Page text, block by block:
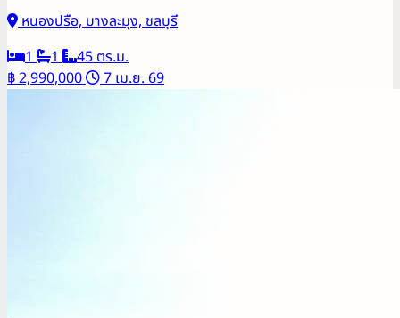
หนองปรือ, บางละมุง, ชลบุรี
1
1
45 ตร.ม.
฿ 2,990,000
7 เม.ย. 69